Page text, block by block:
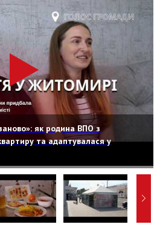
як родина ВПО з
та адаптувалася у